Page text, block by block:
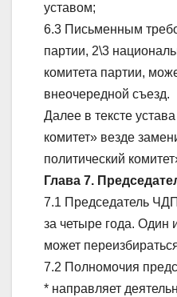
уставом;
6.3 Письменным
партии, 2\3
комитета партии,
внеочередной съезд.
Далее в тексте
комитет» везде
политический
Глава 7.
7.1 Председатель
за четыре года. Один
может
7.2 Полномочия
* направляет